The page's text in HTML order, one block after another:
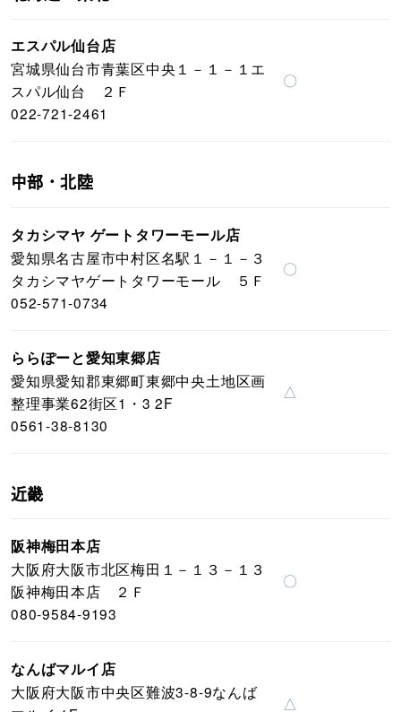
エスパル仙台店
宮城県仙台市青葉区中央１－１－１エ
スパル仙台 ２Ｆ
022-721-2461
〇
中部・北陸
タカシマヤ ゲートタワーモール店
愛知県名古屋市中村区名駅１－１－３
タカシマヤゲートタワーモール ５Ｆ
052-571-0734
〇
ららぽーと愛知東郷店
愛知県愛知郡東郷町東郷中央土地区画
整理事業62街区1・3 2F
0561-38-8130
△
近畿
阪神梅田本店
大阪府大阪市北区梅田１－１３－１３
阪神梅田本店 ２Ｆ
080-9584-9193
〇
なんばマルイ店
大阪府大阪市中央区難波3-8-9なんば
△